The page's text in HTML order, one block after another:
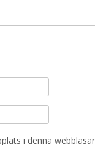
i denna